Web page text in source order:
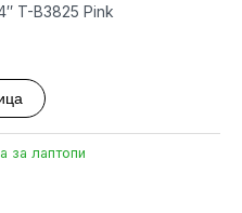
T-B3825 Pink
за лаптопи